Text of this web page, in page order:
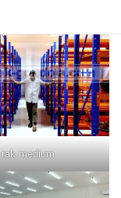
rak medium